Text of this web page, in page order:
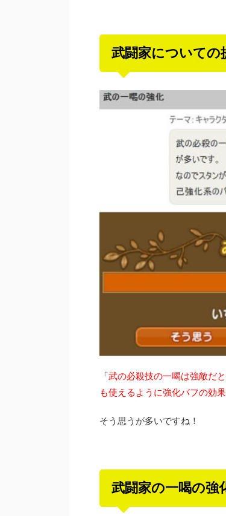
武闘家についての
「武の必殺技の一喝は強敵だ
も使えるように強化バフの効
そう思うが多いですね！
武闘家の一喝の強